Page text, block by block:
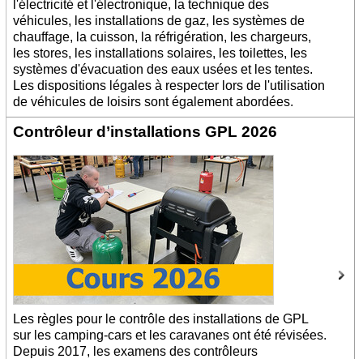
l'électricité et l'électronique, la technique des
véhicules, les installations de gaz, les systèmes de
chauffage, la cuisson, la réfrigération, les chargeurs,
les stores, les installations solaires, les toilettes, les
systèmes d'évacuation des eaux usées et les tentes.
Les dispositions légales à respecter lors de l'utilisation
de véhicules de loisirs sont également abordées.
Contrôleur d’installations GPL 2026
Les règles pour le contrôle des installations de GPL
sur les camping-cars et les caravanes ont été révisées.
Depuis 2017, les examens des contrôleurs